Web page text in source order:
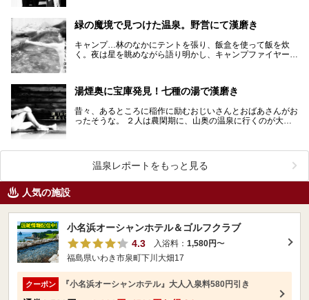
緑の魔境で見つけた温泉。野営にて漢磨き
キャンプ…林のなかにテントを張り、飯盒を使って飯を炊
く。夜は星を眺めながら語り明かし、キャンプファイヤー、
湯煙奥に宝庫発見！七種の湯で漢磨き
昔々、あるところに稲作に励むおじいさんとおばあさんがお
ったそうな。 ２人は農閑期に、山奥の温泉に行くのが大の
温泉レポートをもっと見る
人気の施設
小名浜オーシャンホテル＆ゴルフクラブ
4.3
入浴料： 1,580円〜
福島県いわき市泉町下川大畑17
クーポン 『小名浜オーシャンホテル』大人入泉料580円引き